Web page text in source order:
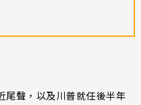
尾聲，以及川普就任後半年